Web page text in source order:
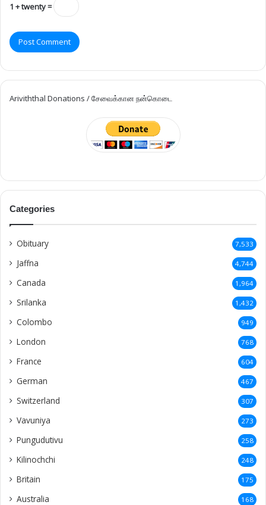
1 + twenty =
Ariviththal Donations / சேவைக்கான நன்கொடை
Categories
Obituary 7,533
Jaffna 4,744
Canada 1,964
Srilanka 1,432
Colombo 949
London 768
France 604
German 467
Switzerland 307
Vavuniya 273
Pungudutivu 258
Kilinochchi 248
Britain 175
Australia 168